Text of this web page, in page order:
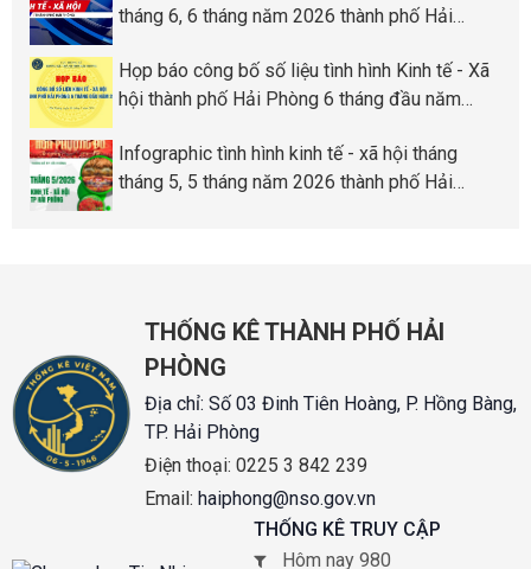
tháng 6, 6 tháng năm 2026 thành phố Hải
Họp báo công bố số liệu tình hình Kinh tế - Xã
hội thành phố Hải Phòng 6 tháng đầu năm
Infographic tình hình kinh tế - xã hội tháng
tháng 5, 5 tháng năm 2026 thành phố Hải
THỐNG KÊ THÀNH PHỐ HẢI
PHÒNG
Địa chỉ: Số 03 Đinh Tiên Hoàng, P. Hồng Bàng,
TP. Hải Phòng
Điện thoại: 0225 3 842 239
Email: haiphong@nso.gov.vn
THỐNG KÊ TRUY CẬP
Hôm nay 980